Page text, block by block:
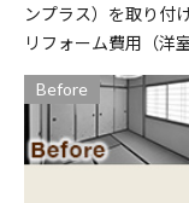
ンプラス）を取り付
リフォーム費用（洋
Before